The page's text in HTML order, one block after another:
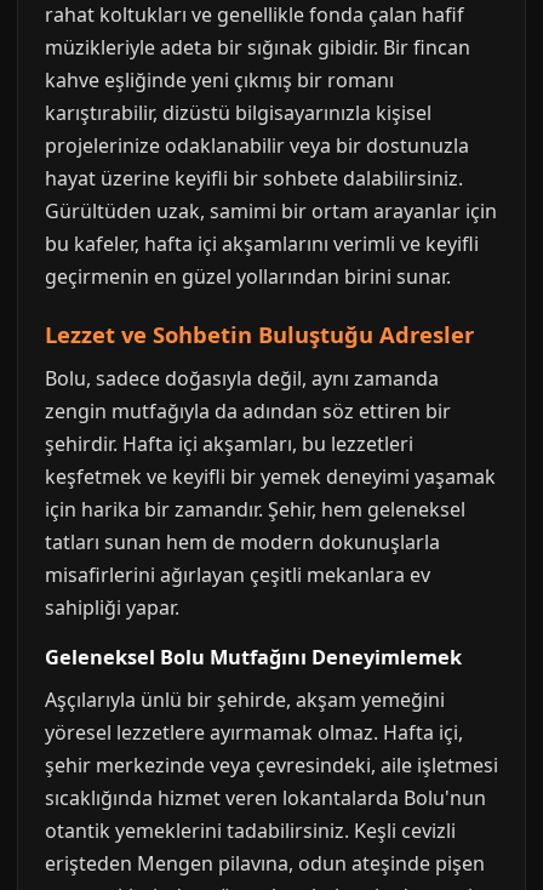
rahat koltukları ve genellikle fonda çalan hafif
müzikleriyle adeta bir sığınak gibidir. Bir fincan
kahve eşliğinde yeni çıkmış bir romanı
karıştırabilir, dizüstü bilgisayarınızla kişisel
projelerinize odaklanabilir veya bir dostunuzla
hayat üzerine keyifli bir sohbete dalabilirsiniz.
Gürültüden uzak, samimi bir ortam arayanlar için
bu kafeler, hafta içi akşamlarını verimli ve keyifli
geçirmenin en güzel yollarından birini sunar.
Lezzet ve Sohbetin Buluştuğu Adresler
Bolu, sadece doğasıyla değil, aynı zamanda
zengin mutfağıyla da adından söz ettiren bir
şehirdir. Hafta içi akşamları, bu lezzetleri
keşfetmek ve keyifli bir yemek deneyimi yaşamak
için harika bir zamandır. Şehir, hem geleneksel
tatları sunan hem de modern dokunuşlarla
misafirlerini ağırlayan çeşitli mekanlara ev
sahipliği yapar.
Geleneksel Bolu Mutfağını Deneyimlemek
Aşçılarıyla ünlü bir şehirde, akşam yemeğini
yöresel lezzetlere ayırmamak olmaz. Hafta içi,
şehir merkezinde veya çevresindeki, aile işletmesi
sıcaklığında hizmet veren lokantalarda Bolu'nun
otantik yemeklerini tadabilirsiniz. Keşli cevizli
erişteden Mengen pilavına, odun ateşinde pişen